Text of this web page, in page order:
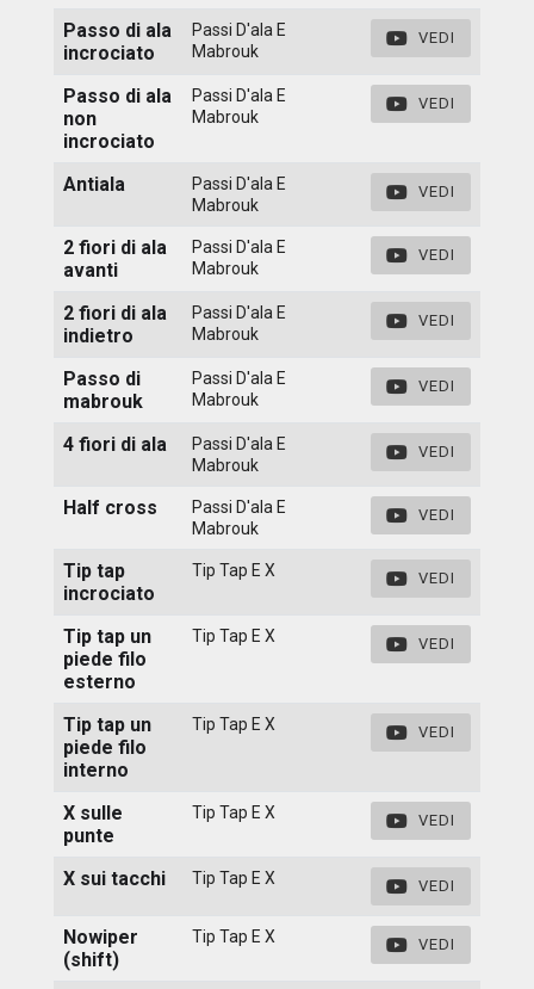
Passo di ala
incrociato
Passi D'ala E
Mabrouk
VEDI
Passo di ala
non
incrociato
Passi D'ala E
Mabrouk
VEDI
Antiala
Passi D'ala E
Mabrouk
VEDI
2 fiori di ala
avanti
Passi D'ala E
Mabrouk
VEDI
2 fiori di ala
indietro
Passi D'ala E
Mabrouk
VEDI
Passo di
mabrouk
Passi D'ala E
Mabrouk
VEDI
4 fiori di ala
Passi D'ala E
Mabrouk
VEDI
Half cross
Passi D'ala E
Mabrouk
VEDI
Tip tap
incrociato
Tip Tap E X VEDI
Tip tap un
piede filo
esterno
Tip Tap E X VEDI
Tip tap un
piede filo
interno
Tip Tap E X VEDI
X sulle
punte
Tip Tap E X VEDI
X sui tacchi Tip Tap E X VEDI
Nowiper
(shift)
Tip Tap E X VEDI